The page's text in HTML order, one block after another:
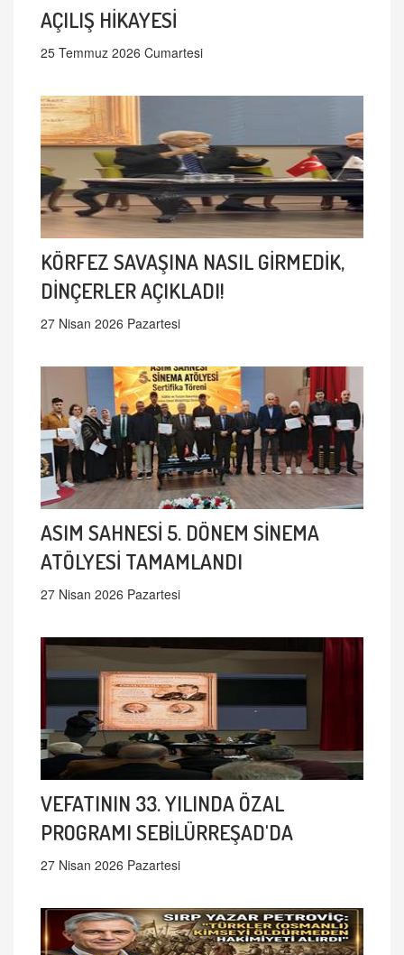
AÇILIŞ HİKAYESİ
25 Temmuz 2026 Cumartesi
KÖRFEZ SAVAŞINA NASIL GİRMEDİK,
DİNÇERLER AÇIKLADI!
27 Nisan 2026 Pazartesi
ASIM SAHNESİ 5. DÖNEM SİNEMA
ATÖLYESİ TAMAMLANDI
27 Nisan 2026 Pazartesi
VEFATININ 33. YILINDA ÖZAL
PROGRAMI SEBİLÜRREŞAD'DA
27 Nisan 2026 Pazartesi